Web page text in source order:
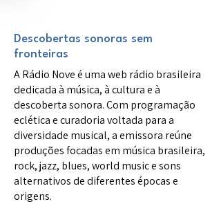
Descobertas sonoras sem
fronteiras
A Rádio Nove é uma web rádio brasileira
dedicada à música, à cultura e à
descoberta sonora. Com programação
eclética e curadoria voltada para a
diversidade musical, a emissora reúne
produções focadas em música brasileira,
rock, jazz, blues, world music e sons
alternativos de diferentes épocas e
origens.